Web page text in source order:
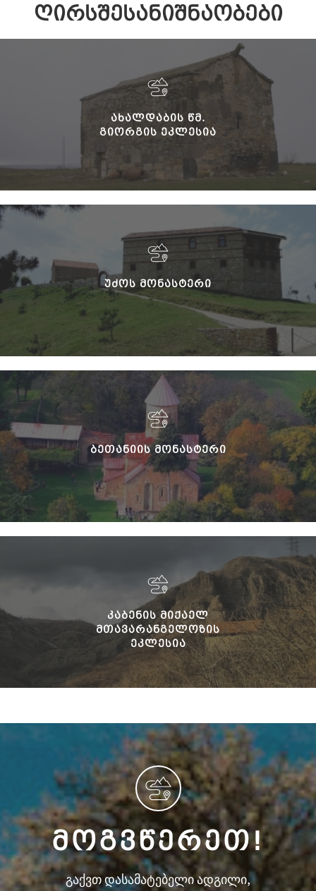
ᲦᲘᲠᲡᲨᲔᲡᲐᲜᲘᲨᲜᲐᲝᲑᲔᲑᲘ
ᲐᲮᲐᲚᲓᲐᲑᲘᲡ ᲬᲛ.
ᲒᲘᲝᲠᲒᲘᲡ ᲔᲙᲚᲔᲡᲘᲐ
ᲣᲫᲝᲡ ᲛᲝᲜᲐᲡᲢᲔᲠᲘ
ᲑᲔᲗᲐᲜᲘᲘᲡ ᲛᲝᲜᲐᲡᲢᲔᲠᲘ
ᲙᲐᲑᲔᲜᲘᲡ ᲛᲘᲥᲐᲔᲚ
ᲛᲗᲐᲕᲐᲠᲐᲜᲒᲔᲚᲝᲖᲘᲡ
ᲔᲙᲚᲔᲡᲘᲐ
ᲛᲝᲒᲕᲬᲔᲠᲔᲗ!
გაქვთ დასამატებელი ადგილი,